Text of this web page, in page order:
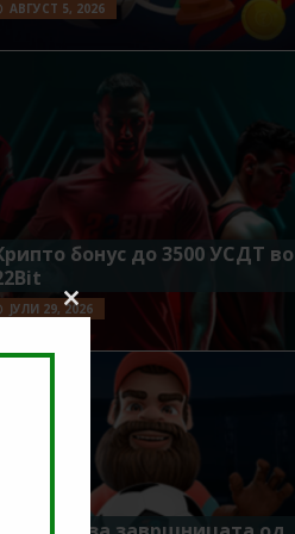
АВГУСТ 5, 2026
бонус до 3500 УСДТ во
ЈУЛИ 29, 2026
Close
module